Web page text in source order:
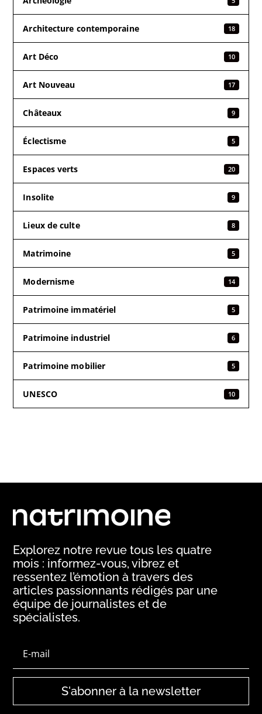
Architecture contemporaine 18
Art Déco 10
Art Nouveau 17
Châteaux 9
Éclectisme 5
Espaces verts 20
Insolite 9
Lieux de culte 8
Matrimoine 5
Modernisme 14
Patrimoine immatériel 5
Patrimoine industriel 6
Patrimoine mobilier 5
UNESCO 10
Explorez notre revue tous les quatre
mois : informez-vous, vibrez et
ressentez l’émotion à travers des
articles passionnants rédigés par une
équipe de journalistes et de
spécialistes.
S'abonner à la newsletter